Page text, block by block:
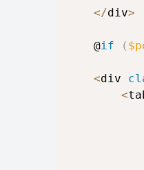
</div>
	@
if (
<div
<